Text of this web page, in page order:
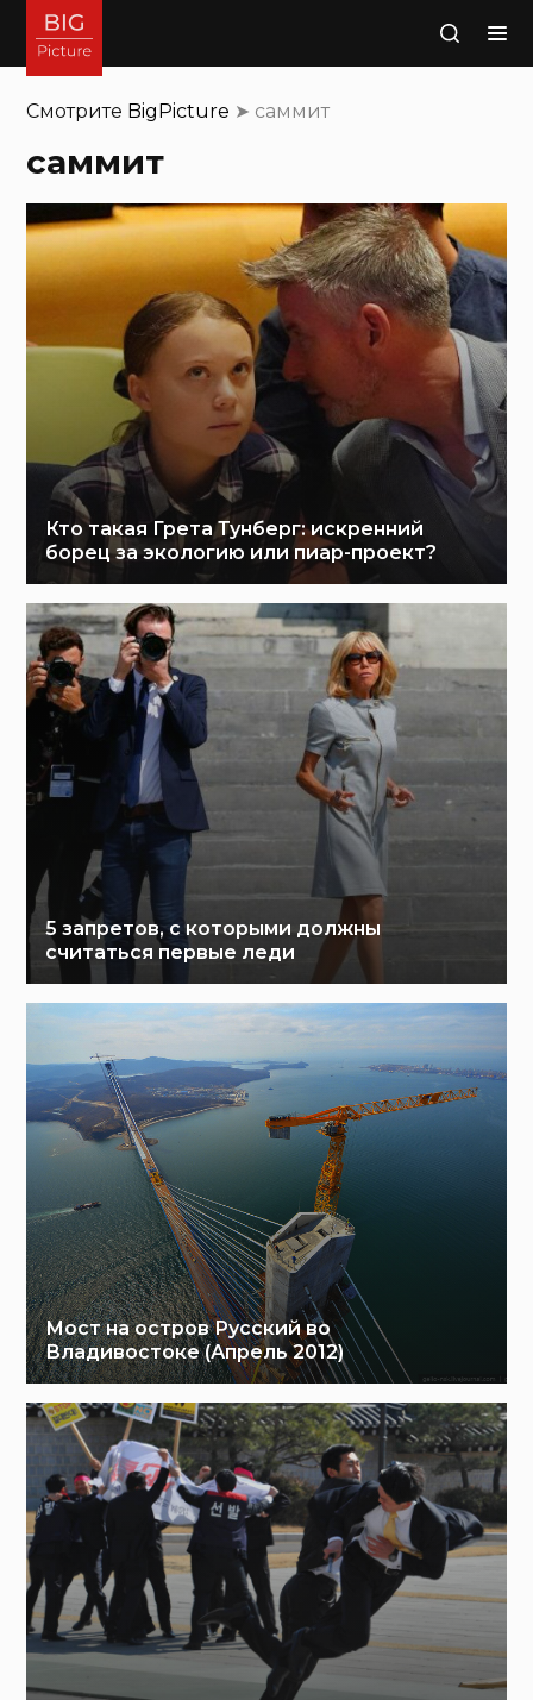
Поиск
Смотрите BigPicture ➤ саммит
саммит
Кто такая Грета Тунберг: искренний
борец за экологию или пиар-проект?
5 запретов, с которыми должны
считаться первые леди
Мост на остров Русский во
Владивостоке (Апрель 2012)